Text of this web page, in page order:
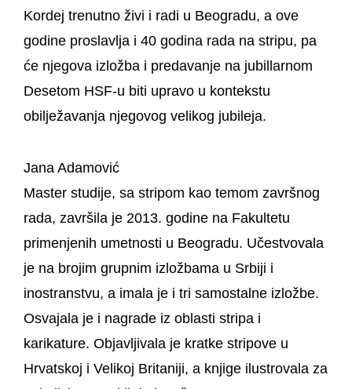
Kordej trenutno živi i radi u Beogradu, a ove
godine proslavlja i 40 godina rada na stripu, pa
će njegova izložba i predavanje na jubillarnom
Desetom HSF-u biti upravo u kontekstu
obilježavanja njegovog velikog jubileja.
Jana Adamović
Master studije, sa stripom kao temom završnog
rada, završila je 2013. godine na Fakultetu
primenjenih umetnosti u Beogradu. Učestvovala
je na brojim grupnim izložbama u Srbiji i
inostranstvu, a imala je i tri samostalne izložbe.
Osvajala je i nagrade iz oblasti stripa i
karikature. Objavljivala je kratke stripove u
Hrvatskoj i Velikoj Britaniji, a knjige ilustrovala za